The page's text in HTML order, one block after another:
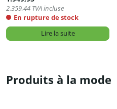
2.359,44 TVA incluse
En rupture de stock
Lire la suite
Produits à la mode